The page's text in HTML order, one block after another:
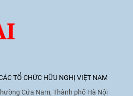
Lào dành ưu tiên hàng đầu cho
hệ với Việt Nam
Doanh nghiệp Hoa Kỳ hỗ trợ
TỔ CHỨC HỮU NGHỊ VIỆT NAM
Cửa Nam, Thành phố Hà Nội